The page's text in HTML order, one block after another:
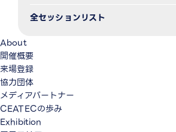
全セッションリスト
About
開催概要
来場登録
協力団体
メディアパートナー
CEATECの歩み
Exhibition